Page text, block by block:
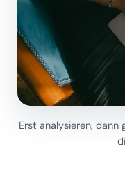
Erst analysieren,